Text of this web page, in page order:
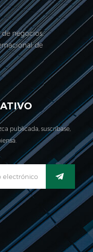
negocios.
de
jadever
publicada, suscríbase,